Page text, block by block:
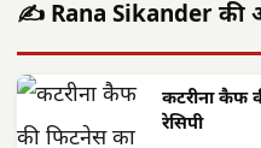
✍️ Rana Sikander की
कटरीना कैफ
रेसिपी